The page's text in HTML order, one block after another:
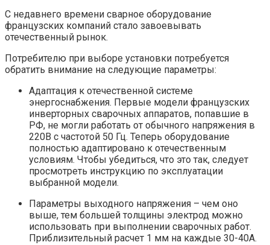
С недавнего времени сварное оборудование
французских компаний стало завоевывать
отечественный рынок.
Потребителю при выборе установки потребуется
обратить внимание на следующие параметры:
Адаптация к отечественной системе
энергоснабжения. Первые модели французских
инверторных сварочных аппаратов, попавшие в
РФ, не могли работать от обычного напряжения в
220В с частотой 50 Гц. Теперь оборудование
полностью адаптировано к отечественным
условиям. Чтобы убедиться, что это так, следует
просмотреть инструкцию по эксплуатации
выбранной модели.
Параметры выходного напряжения – чем оно
выше, тем большей толщины электрод можно
использовать при выполнении сварочных работ.
Приблизительный расчет 1 мм на каждые 30-40А.